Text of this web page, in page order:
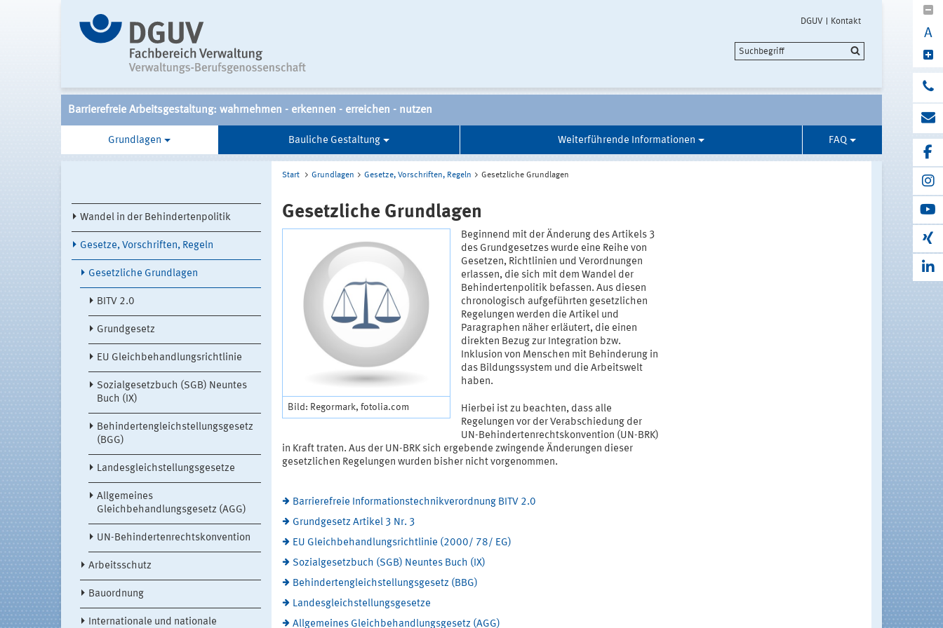
DGUV Kontakt
A
Barrierefreie Arbeitsgestaltung: wahrnehmen - erkennen - erreichen - nutzen
Grundlagen Bauliche Gestaltung Weiterführende Informationen FAQ
Wandel in der Behindertenpolitik
Gesetze, Vorschriften, Regeln
Gesetzliche Grundlagen
BITV 2.0
Grundgesetz
EU Gleichbehandlungsrichtlinie
Sozialgesetzbuch (SGB) Neuntes
Buch (IX)
Behindertengleichstellungsgesetz
(BGG)
Landesgleichstellungsgesetze
Allgemeines
Gleichbehandlungsgesetz (AGG)
UN-Behindertenrechtskonvention
Arbeitsschutz
Bauordnung
Internationale und nationale
Start Grundlagen Gesetze, Vorschriften, Regeln Gesetzliche Grundlagen
Gesetzliche Grundlagen
Bild: Regormark, fotolia.com
Beginnend mit der Änderung des Artikels 3
des Grundgesetzes wurde eine Reihe von
Gesetzen, Richtlinien und Verordnungen
erlassen, die sich mit dem Wandel der
Behindertenpolitik befassen. Aus diesen
chronologisch aufgeführten gesetzlichen
Regelungen werden die Artikel und
Paragraphen näher erläutert, die einen
direkten Bezug zur Integration bzw.
Inklusion von Menschen mit Behinderung in
das Bildungssystem und die Arbeitswelt
haben.
Hierbei ist zu beachten, dass alle
Regelungen vor der Verabschiedung der
UN-Behindertenrechtskonvention (UN-BRK)
in Kraft traten. Aus der UN-BRK sich ergebende zwingende Änderungen dieser
gesetzlichen Regelungen wurden bisher nicht vorgenommen.
Barrierefreie Informationstechnikverordnung BITV 2.0
Grundgesetz Artikel 3 Nr. 3
EU Gleichbehandlungsrichtlinie (2000/ 78/ EG)
Sozialgesetzbuch (SGB) Neuntes Buch (IX)
Behindertengleichstellungsgesetz (BBG)
Landesgleichstellungsgesetze
Allgemeines Gleichbehandlungsgesetz (AGG)